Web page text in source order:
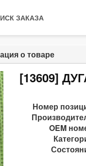
ЗАКАЗА
о товаре
[13609]
Номер
OEM